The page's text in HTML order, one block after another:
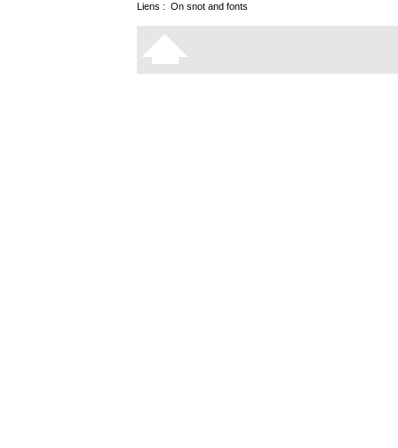
Liens : On snot and fonts